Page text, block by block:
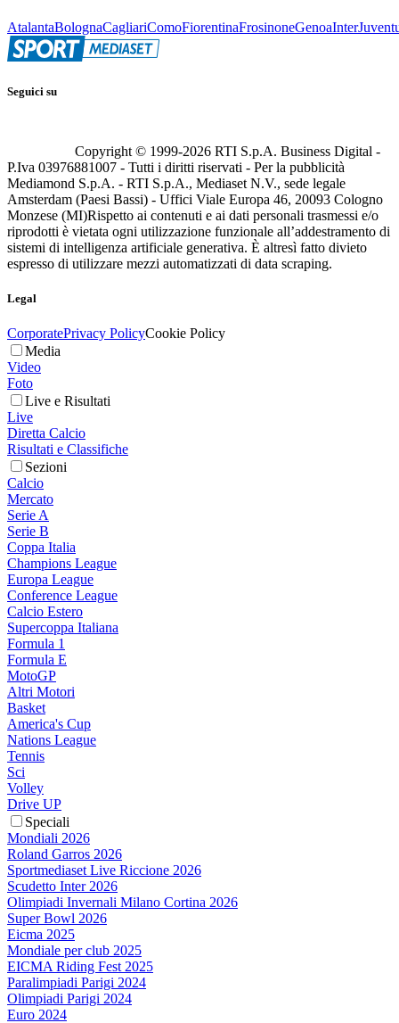
AtalantaBolognaCagliariComoFiorentinaFrosinoneGenoaInter
Seguici su
Copyright © 1999-2026 RTI S.p.A. Business Digital -
P.Iva 03976881007 - Tutti i diritti riservati - Per la pubblicità
Mediamond S.p.A. - RTI S.p.A., Mediaset N.V., sede legale
Amsterdam (Paesi Bassi) - Uffici Viale Europa 46, 20093 Cologno
Monzese (MI)Rispetto ai contenuti e ai dati personali trasmessi e/o
riprodotti è vietata ogni utilizzazione funzionale all’addestramento di
sistemi di intelligenza artificiale generativa. È altresì fatto divieto
espresso di utilizzare mezzi automatizzati di data scraping.
Legal
CorporatePrivacy PolicyCookie Policy
Media
Video
Foto
Live e Risultati
Live
Diretta Calcio
Risultati e Classifiche
Sezioni
Calcio
Mercato
Serie A
Serie B
Coppa Italia
Champions League
Europa League
Conference League
Calcio Estero
Supercoppa Italiana
Formula 1
Formula E
MotoGP
Altri Motori
Basket
America's Cup
Nations League
Tennis
Sci
Volley
Drive UP
Speciali
Mondiali 2026
Roland Garros 2026
Sportmediaset Live Riccione 2026
Scudetto Inter 2026
Olimpiadi Invernali Milano Cortina 2026
Super Bowl 2026
Eicma 2025
Mondiale per club 2025
EICMA Riding Fest 2025
Paralimpiadi Parigi 2024
Olimpiadi Parigi 2024
Euro 2024